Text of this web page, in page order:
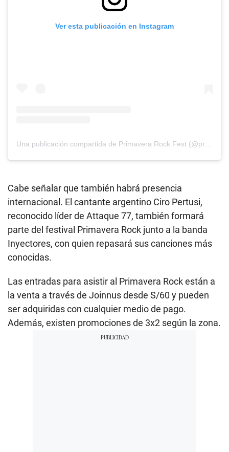
Ver esta publicación en Instagram
Una publicación compartida de Primavera Rock Fest (@primaverarockfest)
Cabe señalar que también habrá presencia
internacional. El cantante argentino Ciro Pertusi,
reconocido líder de Attaque 77, también formará
parte del festival Primavera Rock junto a la banda
Inyectores, con quien repasará sus canciones más
conocidas.
Las entradas para asistir al Primavera Rock están a
la venta a través de Joinnus desde S/60 y pueden
ser adquiridas con cualquier medio de pago.
Además, existen promociones de 3x2 según la zona.